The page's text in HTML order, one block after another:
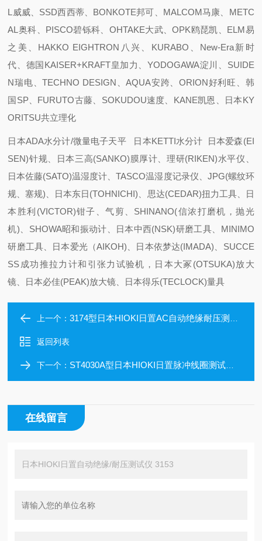
L威威、SSD西西蒂、BONKOTE邦可、MALCOM马康、METC
AL奥科、PISCO碧铄科、OHTAKE大武、OPK鸥琵凯、ELM易
之美、HAKKO EIGHTRON八兴、KURABO、New-Era新时
代、德国KAISER+KRAFT皇加力、YODOGAWA淀川、SUIDE
N瑞电、TECHNO DESIGN、AQUA安跨、ORION好利旺、韩
国SP、FURUTO古藤、SOKUDOU速度、KANE凯恩、日本KY
ORITSU共立理化
日本ADA水分计/微量电子天平 日本KETTI水分计 日本爱森(EI
SEN)针规、日本三高(SANKO)膜厚计、理研(RIKEN)水平仪、
日本佐藤(SATO)温湿度计、TASCO温湿度记录仪、JPG(螺纹环
规、塞规)、日本东日(TOHNICHI)、思达(CEDAR)扭力工具、日
本胜利(VICTOR)钳子、气剪、SHINANO(信浓打磨机，抛光
机)、SHOWA昭和振动计、日本中西(NSK)研磨工具、MINIMO
研磨工具、日本爱光（AIKOH)、日本依梦达(IMADA)、SUCCE
SS成功推拉力计和引张力试验机，日本大冢(OTSUKA)放大
镜、日本必佳(PEAK)放大镜、日本得乐(TECLOCK)量具
上一个：3174型日本HIOKI日置AC自动绝缘耐压测试仪3174
返回列表
下一个： ST4030A型日本HIOKI日置脉冲线圈测试仪ST4030A
在线留言